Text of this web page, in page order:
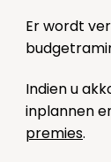
Er wordt
Indien u
inplannen
premies.